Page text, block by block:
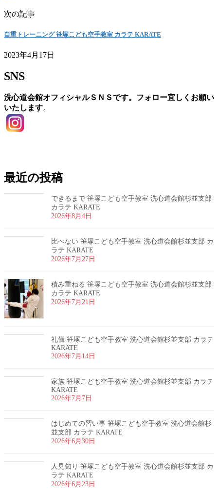
次の記事
自重トレーニング 笹塚こども空手教室 カラテ KARATE
2023年4月17日
SNS
洗心道会館オフィシャルＳＮＳです。フォロー宜しくお願い
いたします。
最近の投稿
できるまで 笹塚こども空手教室 洗心道会館杉並支部
カラテ KARATE
2026年8月4日
比べない 笹塚こども空手教室 洗心道会館杉並支部 カ
ラテ KARATE
2026年7月27日
積み重ねる 笹塚こども空手教室 洗心道会館杉並支部
カラテ KARATE
2026年7月21日
礼儀 笹塚こども空手教室 洗心道会館杉並支部 カラテ
KARATE
2026年7月14日
家族 笹塚こども空手教室 洗心道会館杉並支部 カラテ
KARATE
2026年7月7日
はじめての習い事 笹塚こども空手教室 洗心道会館杉
並支部 カラテ KARATE
2026年6月30日
人見知り 笹塚こども空手教室 洗心道会館杉並支部 カ
ラテ KARATE
2026年6月23日